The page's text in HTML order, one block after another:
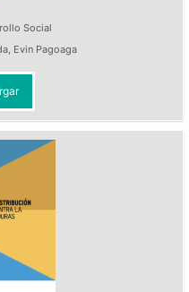
Social
, Evin Pagoaga